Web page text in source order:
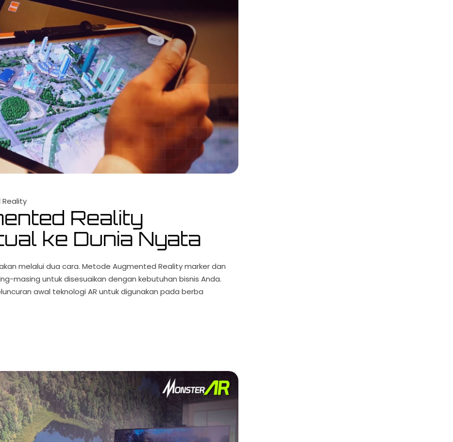
Reality
ke Dunia Nyata
melalui dua cara. Metode Augmented Reality marker dan
masing untuk disesuaikan dengan kebutuhan bisnis Anda.
awal teknologi AR untuk digunakan pada berba